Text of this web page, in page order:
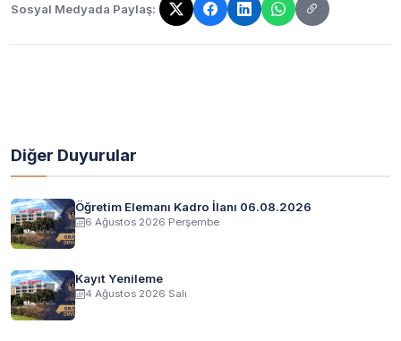
Sosyal Medyada Paylaş:
Bağlantı kopyalandı!
Diğer Duyurular
Öğretim Elemanı Kadro İlanı 06.08.2026
6 Ağustos 2026 Perşembe
Kayıt Yenileme
4 Ağustos 2026 Salı